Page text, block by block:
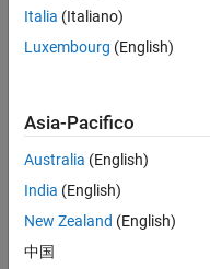
rec
sig
Italia (Italiano)
Luxembourg (English)
Asia-Pacifico
Australia (English)
India (English)
New Zealand (English)
中国